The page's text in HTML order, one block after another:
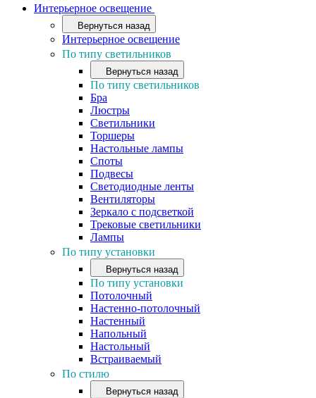
Интерьерное освещение
Вернуться назад
Интерьерное освещение
По типу светильников
Вернуться назад
По типу светильников
Бра
Люстры
Светильники
Торшеры
Настольные лампы
Споты
Подвесы
Светодиодные ленты
Вентиляторы
Зеркало с подсветкой
Трековые светильники
Лампы
По типу установки
Вернуться назад
По типу установки
Потолочный
Настенно-потолочный
Настенный
Напольный
Настольный
Встраиваемый
По стилю
Вернуться назад